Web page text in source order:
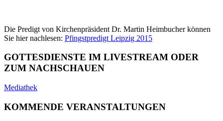
Die Predigt von Kirchenpräsident Dr. Martin Heimbucher können
Sie hier nachlesen: Pfingstpredigt Leipzig 2015
GOTTESDIENSTE IM LIVESTREAM ODER
ZUM NACHSCHAUEN
Mediathek
KOMMENDE VERANSTALTUNGEN